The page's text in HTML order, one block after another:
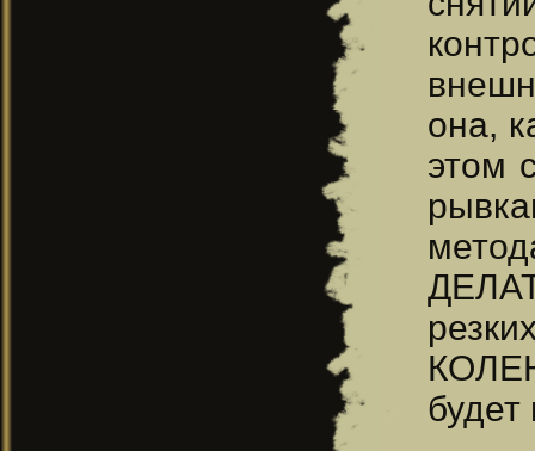
она,
этом